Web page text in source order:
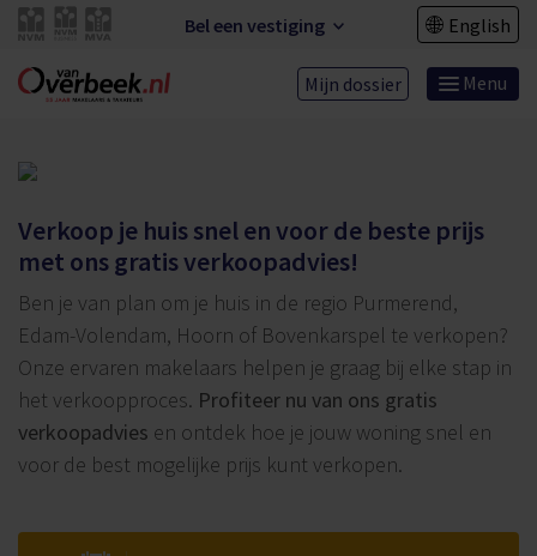
Bel een vestiging English
Mijn dossier Menu
Verkoop je huis snel en voor de beste prijs
met ons gratis verkoopadvies!
Ben je van plan om je huis in de regio Purmerend,
Edam-Volendam, Hoorn of Bovenkarspel te verkopen?
Onze ervaren makelaars helpen je graag bij elke stap in
het verkoopproces. Profiteer nu van ons gratis
verkoopadvies en ontdek hoe je jouw woning snel en
voor de best mogelijke prijs kunt verkopen.